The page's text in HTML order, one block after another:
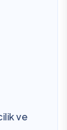
ve